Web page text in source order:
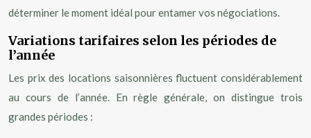
déterminer le moment idéal pour entamer vos négociations.
Variations tarifaires selon les périodes de
l’année
Les prix des locations saisonnières fluctuent considérablement
au cours de l’année. En règle générale, on distingue trois
grandes périodes :